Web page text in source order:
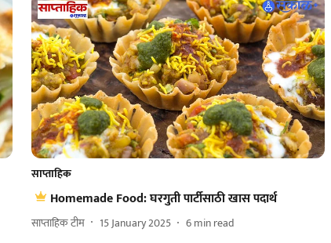
साप्ताहिक
Homemade Food: घरगुती पार्टीसाठी खास पदार्थ
साप्ताहिक टीम 15 January 2025 6min read